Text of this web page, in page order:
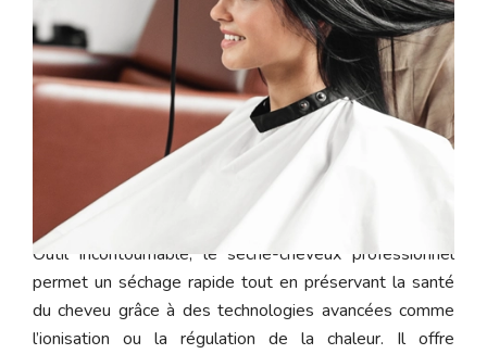
Le sèche-cheveux professionnel
Outil incontournable, le sèche-cheveux professionnel
permet un séchage rapide tout en préservant la santé
du cheveu grâce à des technologies avancées comme
l’ionisation ou la régulation de la chaleur. Il offre